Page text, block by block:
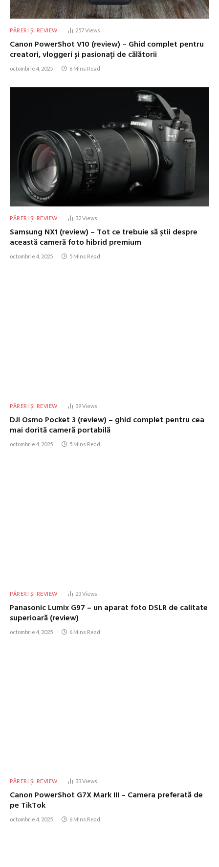
PĂRERI ȘI REVIEW 257Views
Canon PowerShot V10 (review) – Ghid complet pentru
creatori, vloggeri și pasionați de călătorii
octombrie 4, 2025 6 Mins Read
PĂRERI ȘI REVIEW 32Views
Samsung NX1 (review) – Tot ce trebuie să știi despre
această cameră foto hibrid premium
octombrie 4, 2025 5 Mins Read
PĂRERI ȘI REVIEW 39Views
DJI Osmo Pocket 3 (review) – ghid complet pentru cea
mai dorită cameră portabilă
octombrie 4, 2025 5 Mins Read
PĂRERI ȘI REVIEW 23Views
Panasonic Lumix G97 – un aparat foto DSLR de calitate
superioară (review)
octombrie 4, 2025 6 Mins Read
PĂRERI ȘI REVIEW 33Views
Canon PowerShot G7X Mark III – Camera preferată de
pe TikTok
octombrie 4, 2025 6 Mins Read